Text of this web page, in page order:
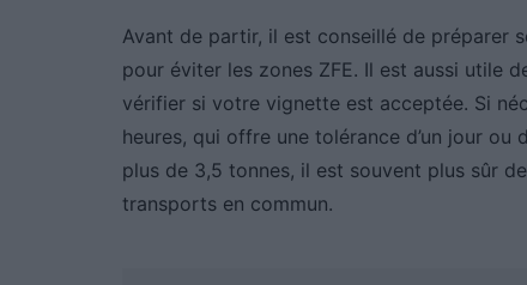
Avant de partir, il est conseillé de préparer
pour éviter les zones ZFE. Il est aussi utile
vérifier si votre vignette est acceptée. Si
heures, qui offre une tolérance d’un jour
plus de 3,5 tonnes, il est souvent plus sûr
transports en commun.